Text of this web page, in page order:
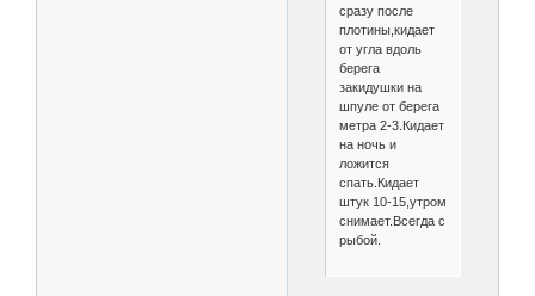
сразу после
плотины,кидает
от угла вдоль
берега
закидушки на
шпуле от берега
метра 2-3.Кидает
на ночь и
ложится
спать.Кидает
штук 10-15,утром
снимает.Всегда с
рыбой.